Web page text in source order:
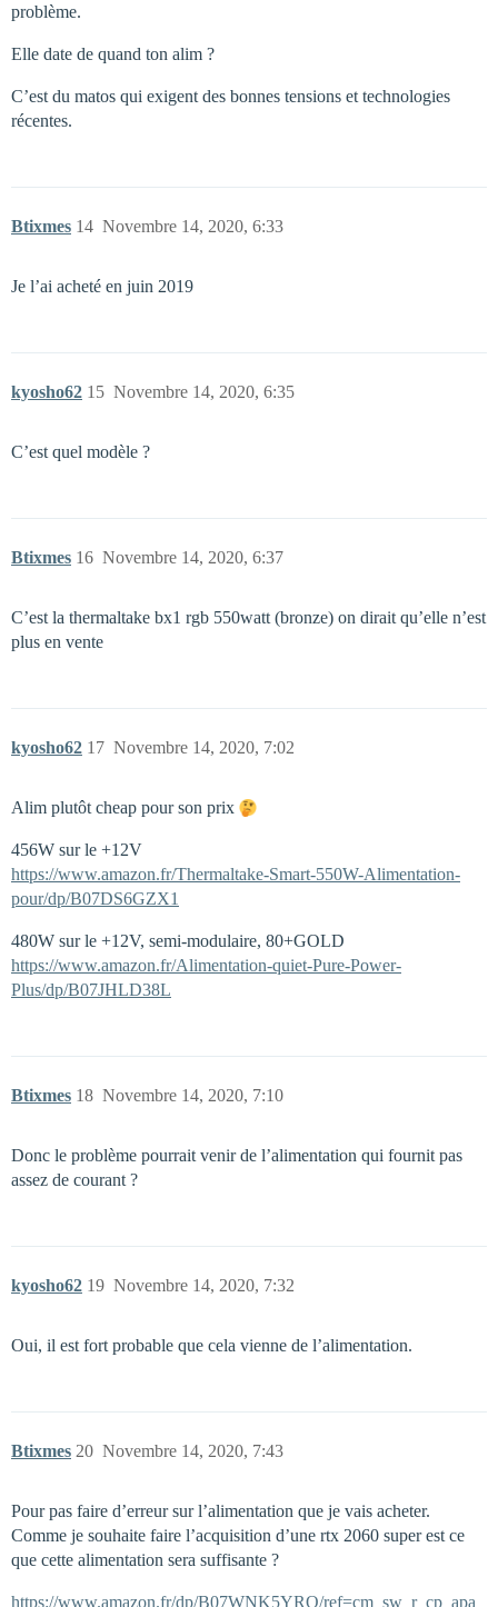
problème.
Elle date de quand ton alim ?
C’est du matos qui exigent des bonnes tensions et technologies
récentes.
Btixmes Novembre 14, 2020, 6:33
14
Je l’ai acheté en juin 2019
kyosho62 Novembre 14, 2020, 6:35
15
C’est quel modèle ?
Btixmes Novembre 14, 2020, 6:37
16
C’est la thermaltake bx1 rgb 550watt (bronze) on dirait qu’elle n’est
plus en vente
kyosho62 Novembre 14, 2020, 7:02
17
Alim plutôt cheap pour son prix
456W sur le +12V
https://www.amazon.fr/Thermaltake-Smart-550W-Alimentation-
pour/dp/B07DS6GZX1
480W sur le +12V, semi-modulaire, 80+GOLD
https://www.amazon.fr/Alimentation-quiet-Pure-Power-
Plus/dp/B07JHLD38L
Btixmes Novembre 14, 2020, 7:10
18
Donc le problème pourrait venir de l’alimentation qui fournit pas
assez de courant ?
kyosho62 Novembre 14, 2020, 7:32
19
Oui, il est fort probable que cela vienne de l’alimentation.
Btixmes Novembre 14, 2020, 7:43
20
Pour pas faire d’erreur sur l’alimentation que je vais acheter.
Comme je souhaite faire l’acquisition d’une rtx 2060 super est ce
que cette alimentation sera suffisante ?
https://www.amazon.fr/dp/B07WNK5YRQ/ref=cm_sw_r_cp_apa_